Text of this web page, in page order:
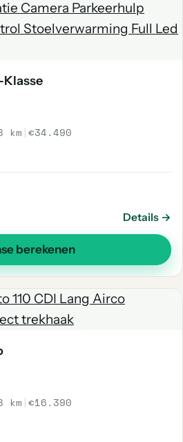
Klasse
km |€34.490
Details →
berekenen
km |€16.390